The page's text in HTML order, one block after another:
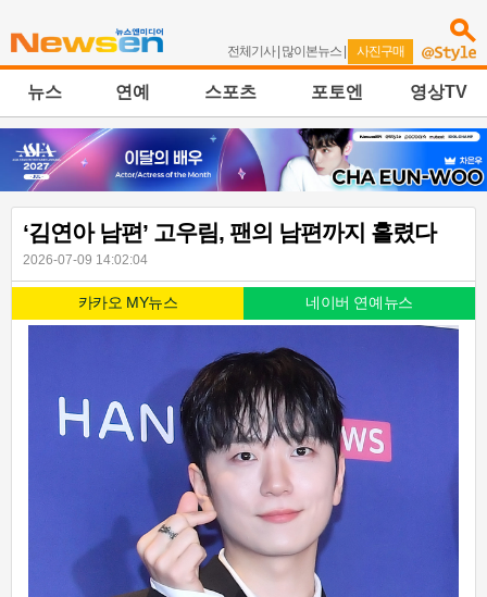
전체기사| 많이본뉴스 | 사진구매
뉴스 연예 스포츠 포토엔 영상TV
‘김연아 남편’ 고우림, 팬의 남편까지 홀렸다
2026-07-09 14:02:04
카카오 MY뉴스 네이버 연예뉴스